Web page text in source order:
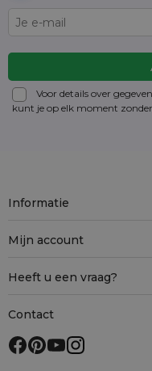
Voor details over
kunt je op elk moment
Informatie
Mijn account
Heeft u een vraag?
Contact